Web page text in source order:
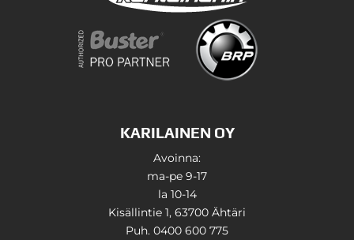
KARILAINEN OY
Avoinna:
ma-pe 9-17
la 10-14
Kisällintie 1, 63700 Ähtäri
Puh. 0400 600 775